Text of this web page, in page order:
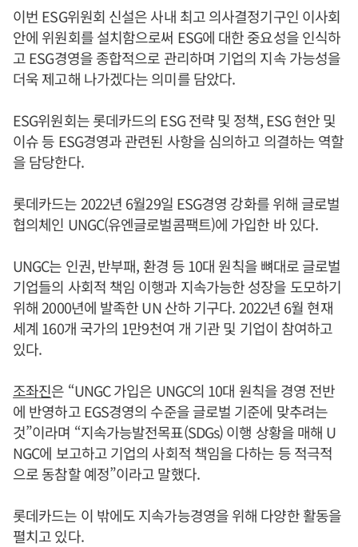
이번 ESG위원회 신설은 사내 최고 의사결정기구인 이사회
안에 위원회를 설치함으로써 ESG에 대한 중요성을 인식하
고 ESG경영을 종합적으로 관리하며 기업의 지속 가능성을
더욱 제고해 나가겠다는 의미를 담았다.
ESG위원회는 롯데카드의 ESG 전략 및 정책, ESG 현안 및
이슈 등 ESG경영과 관련된 사항을 심의하고 의결하는 역할
을 담당한다.
롯데카드는 2022년 6월29일 ESG경영 강화를 위해 글로벌
협의체인 UNGC(유엔글로벌콤팩트)에 가입한 바 있다.
UNGC는 인권, 반부패, 환경 등 10대 원칙을 뼈대로 글로벌
기업들의 사회적 책임 이행과 지속가능한 성장을 도모하기
위해 2000년에 발족한 UN 산하 기구다. 2022년 6월 현재
세계 160개 국가의 1만9천여 개 기관 및 기업이 참여하고
있다.
조좌진은 “UNGC 가입은 UNGC의 10대 원칙을 경영 전반
에 반영하고 EGS경영의 수준을 글로벌 기준에 맞추려는
것”이라며 “지속가능발전목표(SDGs) 이행 상황을 매해 U
NGC에 보고하고 기업의 사회적 책임을 다하는 등 적극적
으로 동참할 예정”이라고 말했다.
롯데카드는 이 밖에도 지속가능경영을 위해 다양한 활동을
펼치고 있다.